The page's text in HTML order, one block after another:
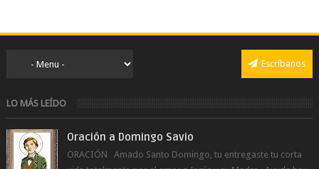
Escríbanos
LO MÁS LEÍDO
Oración a Domingo Savio
ORACIÓN Amado Santo Domingo, tu entregaste tu corta